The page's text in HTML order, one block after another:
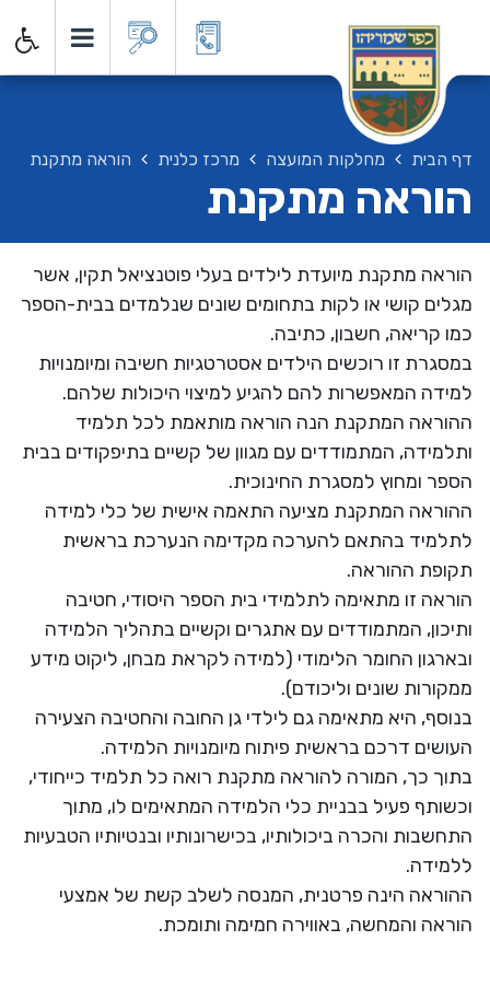
דף הבית מחלקות המועצה מרכז כלנית הוראה מתקנת
הוראה מתקנת
הוראה מתקנת מיועדת לילדים בעלי פוטנציאל תקין, אשר
מגלים קושי או לקות בתחומים שונים שנלמדים בבית-הספר
כמו קריאה, חשבון, כתיבה.
במסגרת זו רוכשים הילדים אסטרטגיות חשיבה ומיומנויות
למידה המאפשרות להם להגיע למיצוי היכולות שלהם.
ההוראה המתקנת הנה הוראה מותאמת לכל תלמיד
ותלמידה, המתמודדים עם מגוון של קשיים בתיפקודים בבית
הספר ומחוץ למסגרת החינוכית.
ההוראה המתקנת מציעה התאמה אישית של כלי למידה
לתלמיד בהתאם להערכה מקדימה הנערכת בראשית
תקופת ההוראה.
הוראה זו מתאימה לתלמידי בית הספר היסודי, חטיבה
ותיכון, המתמודדים עם אתגרים וקשיים בתהליך הלמידה
ובארגון החומר הלימודי (למידה לקראת מבחן, ליקוט מידע
ממקורות שונים וליכודם).
בנוסף, היא מתאימה גם לילדי גן החובה והחטיבה הצעירה
העושים דרכם בראשית פיתוח מיומנויות הלמידה.
בתוך כך, המורה להוראה מתקנת רואה כל תלמיד כייחודי,
וכשותף פעיל בבניית כלי הלמידה המתאימים לו, מתוך
התחשבות והכרה ביכולותיו, בכישרונותיו ובנטיותיו הטבעיות
ללמידה.
ההוראה הינה פרטנית, המנסה לשלב קשת של אמצעי
הוראה והמחשה, באווירה חמימה ותומכת.